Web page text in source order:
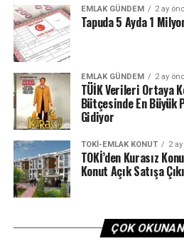
EMLAK GÜNDEM 2 ay
Tapuda 5 Ayda 1
EMLAK GÜNDEM 2 ay
TÜİK Verileri Ortaya
Bütçesinde En Büyük
Gidiyor
TOKI-EMLAK KONUT 2
TOKİ’den Kurasız
Konut Açık Satışa
ÇOK